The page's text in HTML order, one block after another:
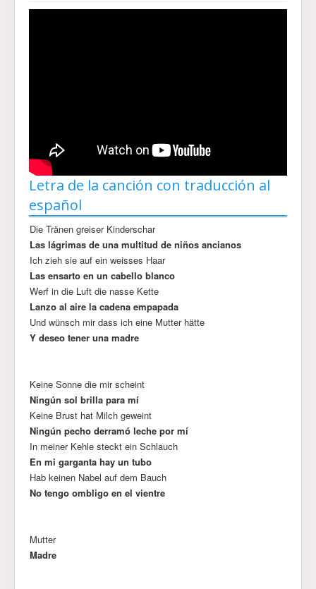
Letra de la canción con traducción al
español
Die Tränen greiser Kinderschar
Las lágrimas de una multitud de niños ancianos
Ich zieh sie auf ein weisses Haar
Las ensarto en un cabello blanco
Werf in die Luft die nasse Kette
Lanzo al aire la cadena empapada
Und wünsch mir dass ich eine Mutter hätte
Y deseo tener una madre
Keine Sonne die mir scheint
Ningún sol brilla para mí
Keine Brust hat Milch geweint
Ningún pecho derramó leche por mí
In meiner Kehle steckt ein Schlauch
En mi garganta hay un tubo
Hab keinen Nabel auf dem Bauch
No tengo ombligo en el vientre
Mutter
Madre